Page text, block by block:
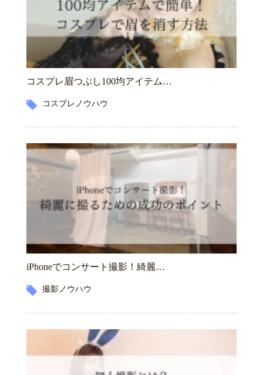
コスプレ眉つぶし100均アイテム…
コスプレノウハウ
iPhoneでコンサート撮影！綺麗…
撮影ノウハウ